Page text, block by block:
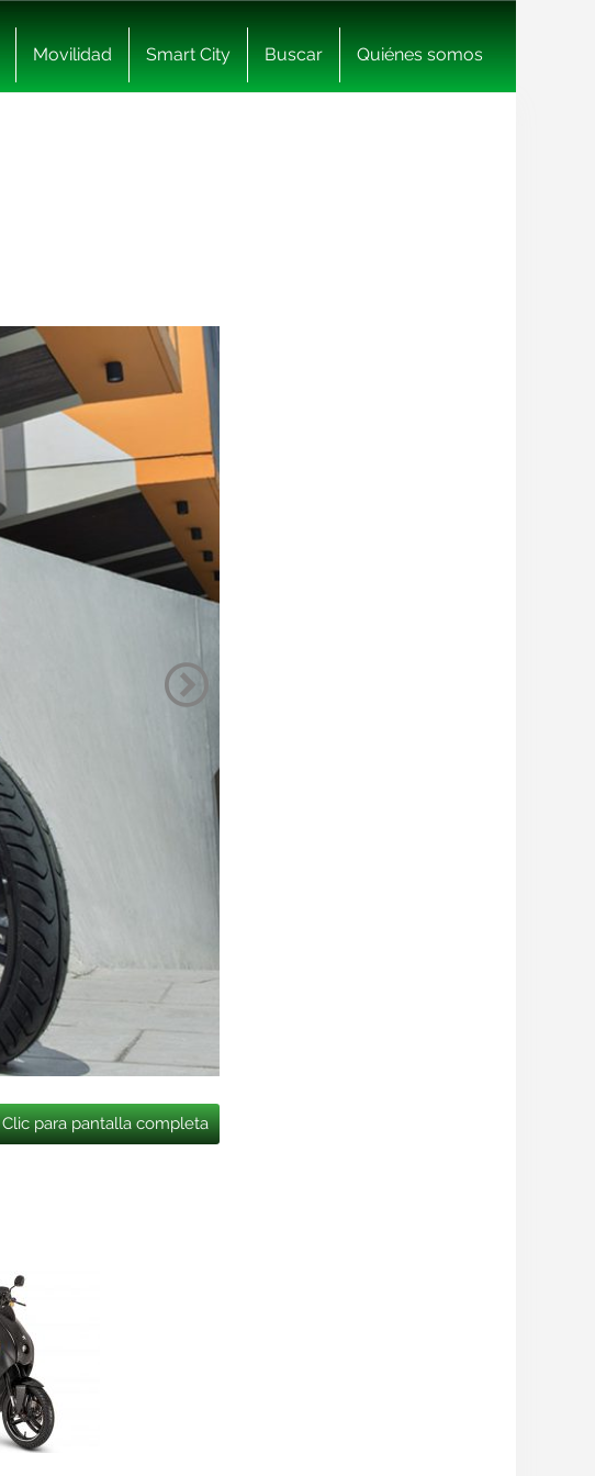
Movilidad Smart City Buscar Quiénes somos
Clic para pantalla completa